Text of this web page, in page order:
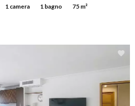
1 camera 1 bagno 75 m²